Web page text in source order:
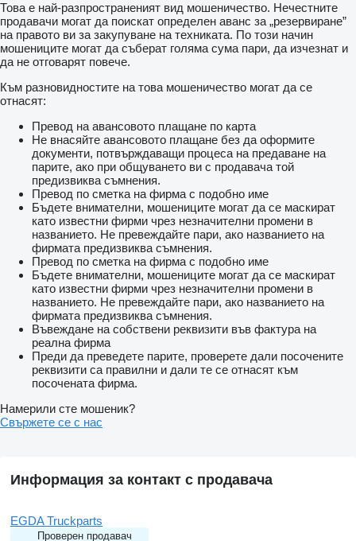
Това е най-разпространеният вид мошеничество. Нечестните
продавачи могат да поискат определен аванс за „резервиране”
на правото ви за закупуване на техниката. По този начин
мошениците могат да съберат голяма сума пари, да изчезнат и
да не отговарят повече.
Към разновидностите на това мошеничество могат да се
отнасят:
Превод на авансовото плащане по карта
Не внасяйте авансовото плащане без да оформите
документи, потвърждаващи процеса на предаване на
парите, ако при общуването ви с продавача той
предизвиква съмнения.
Превод по сметка на фирма с подобно име
Бъдете внимателни, мошениците могат да се маскират
като известни фирми чрез незначителни промени в
названието. Не превеждайте пари, ако названието на
фирмата предизвиква съмнения.
Превод по сметка на фирма с подобно име
Бъдете внимателни, мошениците могат да се маскират
като известни фирми чрез незначителни промени в
названието. Не превеждайте пари, ако названието на
фирмата предизвиква съмнения.
Въвеждане на собствени реквизити във фактура на
реална фирма
Преди да преведете парите, проверете дали посочените
реквизити са правилни и дали те се отнасят към
посочената фирма.
Намерили сте мошеник?
Свържете се с нас
Информация за контакт с продавача
EGDA Truckparts
Проверен продавач